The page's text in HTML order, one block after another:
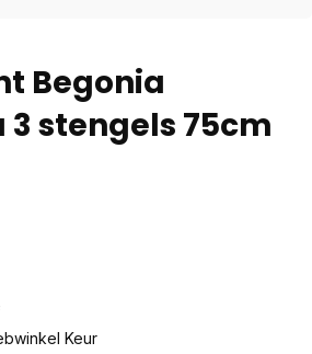
Begonia
stengels 75cm
Keur